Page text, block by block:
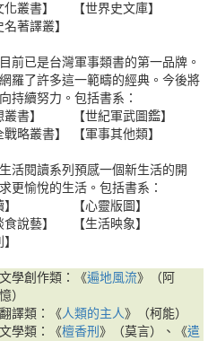
化叢書】
【世界史文庫】
名著譯叢】
前已是台灣軍事類書的第一品牌。
羅了許多這一範疇的經典。今後將
持續努力。包括書系：
書】
【世紀軍武圖鑑】
戰略叢書】
【軍事其他類】
活閱讀系列預感一個新生活的開
更愉悅的生活。包括書系：
【心靈版圖】
食說藝】
【生活映象】
學創作類：《遍地風流》（阿
）
譯類：《人類的主人》（柯能）
學類：《檀香刑 》（莫言）、《遣